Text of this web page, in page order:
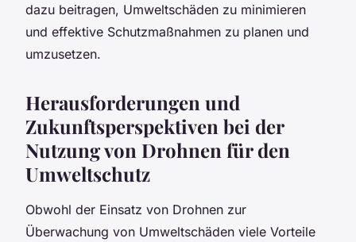
dazu beitragen, Umweltschäden zu minimieren
und effektive Schutzmaßnahmen zu planen und
umzusetzen.
Herausforderungen und
Zukunftsperspektiven bei der
Nutzung von Drohnen für den
Umweltschutz
Obwohl der Einsatz von Drohnen zur
Überwachung von Umweltschäden viele Vorteile